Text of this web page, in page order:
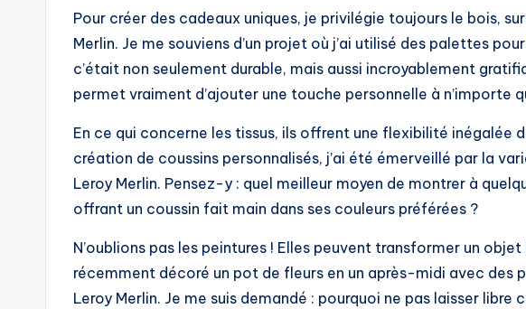
Pour créer des cadeaux uniques, je privilégie toujours le bois,
Merlin. Je me souviens d’un projet où j’ai utilisé des palettes
c’était non seulement durable, mais aussi incroyablement
permet vraiment d’ajouter une touche personnelle à n’importe
En ce qui concerne les tissus, ils offrent une flexibilité inégalée
création de coussins personnalisés, j’ai été émerveillé par la
Leroy Merlin. Pensez-y : quel meilleur moyen de montrer à
offrant un coussin fait main dans ses couleurs préférées ?
N’oublions pas les peintures ! Elles peuvent transformer un
récemment décoré un pot de fleurs en un après-midi avec des
Leroy Merlin. Je me suis demandé : pourquoi ne pas laisser libre